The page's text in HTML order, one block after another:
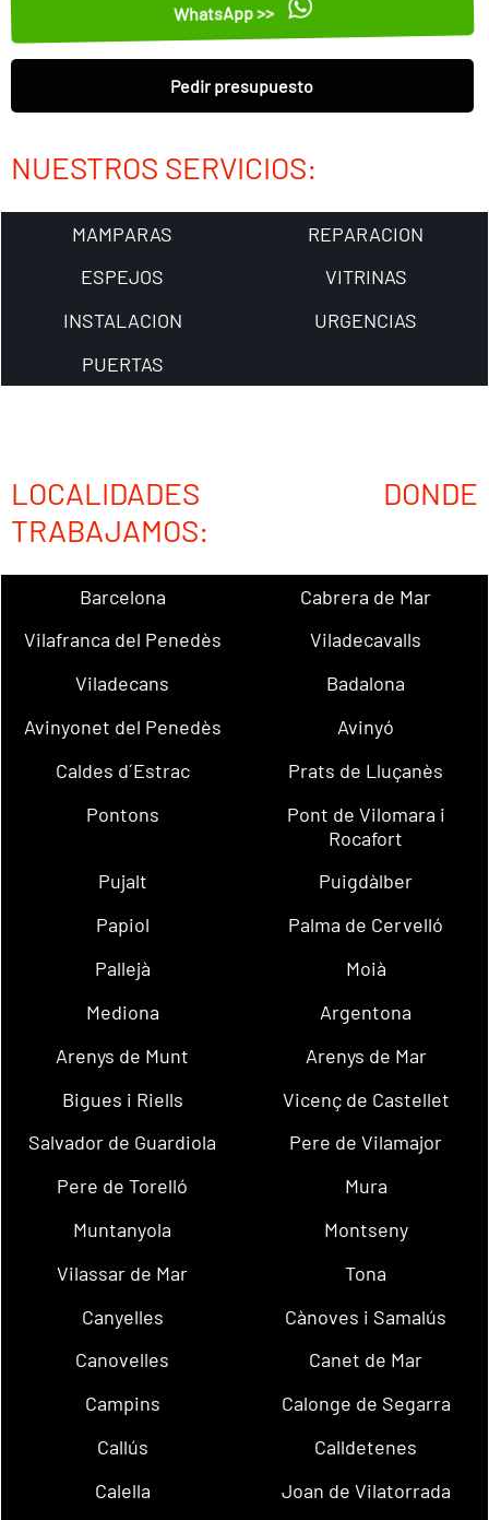
WhatsApp >>
Pedir presupuesto
NUESTROS SERVICIOS:
MAMPARAS
REPARACION
ESPEJOS
VITRINAS
INSTALACION
URGENCIAS
PUERTAS
LOCALIDADES DONDE
TRABAJAMOS:
Barcelona
Cabrera de Mar
Vilafranca del Penedès
Viladecavalls
Viladecans
Badalona
Avinyonet del Penedès
Avinyó
Caldes d´Estrac
Prats de Lluçanès
Pontons
Pont de Vilomara i
Rocafort
Pujalt
Puigdàlber
Papiol
Palma de Cervelló
Pallejà
Moià
Mediona
Argentona
Arenys de Munt
Arenys de Mar
Bigues i Riells
Vicenç de Castellet
Salvador de Guardiola
Pere de Vilamajor
Pere de Torelló
Mura
Muntanyola
Montseny
Vilassar de Mar
Tona
Canyelles
Cànoves i Samalús
Canovelles
Canet de Mar
Campins
Calonge de Segarra
Callús
Calldetenes
Calella
Joan de Vilatorrada